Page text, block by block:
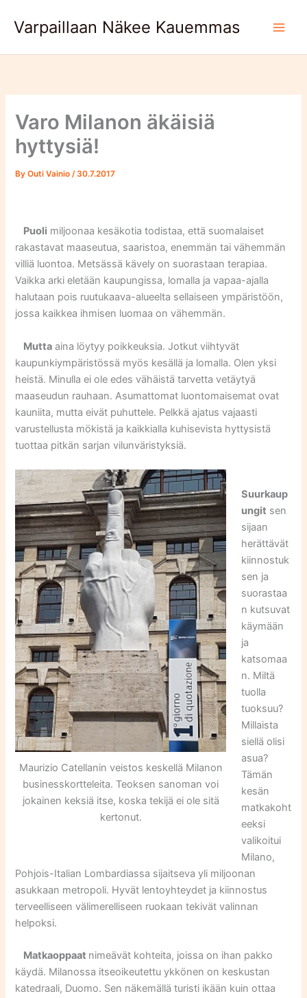
Varpaillaan Näkee Kauemmas
Varo Milanon äkäisiä
hyttysiä!
ByOuti Vainio/ 30.7.2017
Puoli miljoonaa kesäkotia todistaa, että suomalaiset
rakastavat maaseutua, saaristoa, enemmän tai vähemmän
villiä luontoa. Metsässä kävely on suorastaan terapiaa.
Vaikka arki eletään kaupungissa, lomalla ja vapaa-ajalla
halutaan pois ruutukaava-alueelta sellaiseen ympäristöön,
jossa kaikkea ihmisen luomaa on vähemmän.
Mutta aina löytyy poikkeuksia. Jotkut viihtyvät
kaupunkiympäristössä myös kesällä ja lomalla. Olen yksi
heistä. Minulla ei ole edes vähäistä tarvetta vetäytyä
maaseudun rauhaan. Asumattomat luontomaisemat ovat
kauniita, mutta eivät puhuttele. Pelkkä ajatus vajaasti
varustellusta mökistä ja kaikkialla kuhisevista hyttysistä
tuottaa pitkän sarjan vilunväristyksiä.
Maurizio Catellanin veistos keskellä Milanon
businesskortteleita. Teoksen sanoman voi
jokainen keksiä itse, koska tekijä ei ole sitä
kertonut.
Suurkaup
ungit sen
sijaan
herättävät
kiinnostuk
sen ja
suorastaa
n kutsuvat
käymään
ja
katsomaa
n. Miltä
tuolla
tuoksuu?
Millaista
siellä olisi
asua?
Tämän
kesän
matkakoht
eeksi
valikoitui
Milano,
Pohjois-Italian Lombardiassa sijaitseva yli miljoonan
asukkaan metropoli. Hyvät lentoyhteydet ja kiinnostus
terveelliseen välimerelliseen ruokaan tekivät valinnan
helpoksi.
Matkaoppaat nimeävät kohteita, joissa on ihan pakko
käydä. Milanossa itseoikeutettu ykkönen on keskustan
katedraali, Duomo. Sen näkemällä turisti ikään kuin ottaa